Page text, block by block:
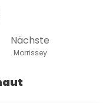
Nächste
Morrissey